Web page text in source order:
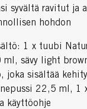
syvältä ravitut ja
hohdon
1 x tuubi
ml, sävy light
joka sisältää
22,5 ml, 1
käyttöohje